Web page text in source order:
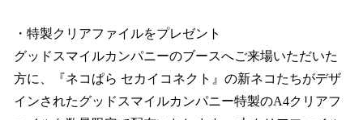
・特製クリアファイルをプレゼント
グッドスマイルカンパニーのブースへご来場いただいた
方に、『ネコぱら セカイコネクト』の新ネコたちがデザ
インされたグッドスマイルカンパニー特製のA4クリアフ